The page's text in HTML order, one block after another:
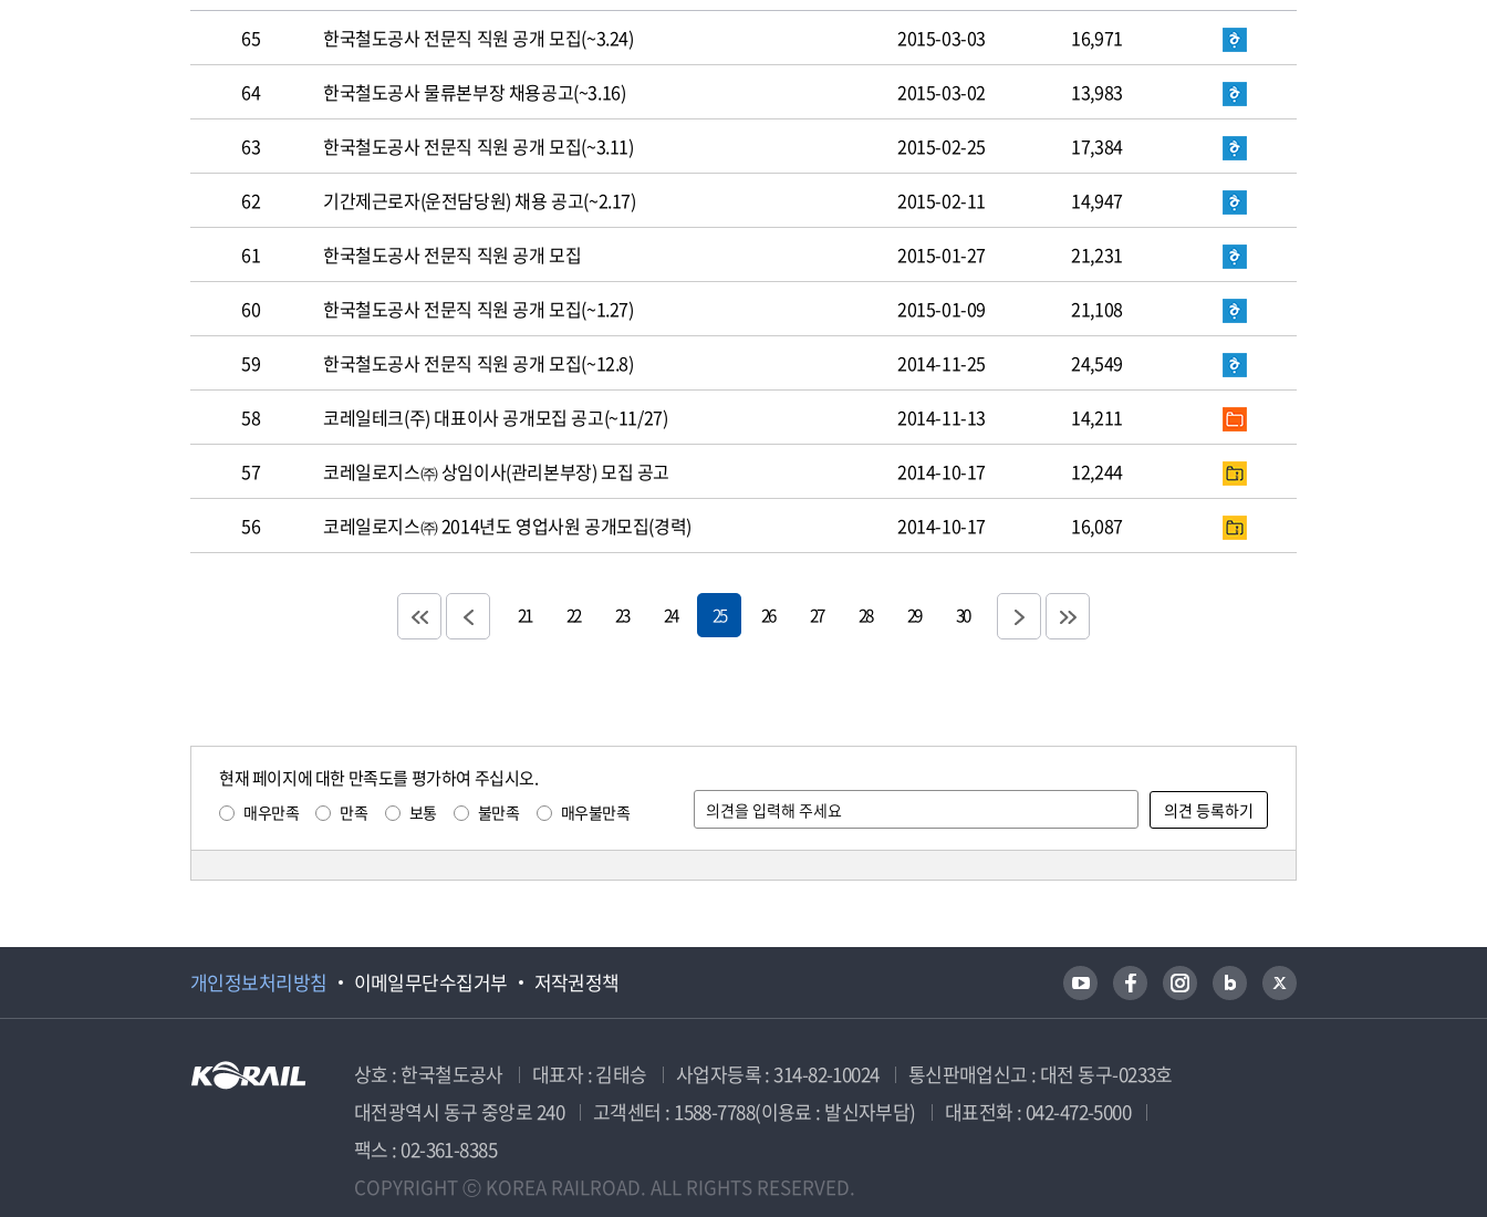
65 한국철도공사 전문직 직원 공개 모집(~3.24) 2015-03-03 16,971
64 한국철도공사 물류본부장 채용공고(~3.16) 2015-03-02 13,983
63 한국철도공사 전문직 직원 공개 모집(~3.11) 2015-02-25 17,384
62 기간제근로자(운전담당원) 채용 공고(~2.17) 2015-02-11 14,947
61 한국철도공사 전문직 직원 공개 모집 2015-01-27 21,231
60 한국철도공사 전문직 직원 공개 모집(~1.27) 2015-01-09 21,108
59 한국철도공사 전문직 직원 공개 모집(~12.8) 2014-11-25 24,549
58 코레일테크(주) 대표이사 공개모집 공고(~11/27) 2014-11-13 14,211
57 코레일로지스㈜ 상임이사(관리본부장) 모집 공고 2014-10-17 12,244
56 코레일로지스㈜ 2014년도 영업사원 공개모집(경력) 2014-10-17 16,087
21 22 23 24 25 26 27 28 29 30
현재 페이지에 대한 만족도를 평가하여 주십시오.
매우만족 만족 보통 불만족 매우불만족
개인정보처리방침 이메일무단수집거부 저작권정책
상호 : 한국철도공사 대표자 : 김태승 사업자등록 : 314-82-10024
통신판매업신고 : 대전 동구-0233호
대전광역시 동구 중앙로 240
고객센터 : 1588-7788(이용료 : 발신자부담)
대표전화 : 042-472-5000
팩스 : 02-361-8385
COPYRIGHT ⓒ KOREA RAILROAD. ALL RIGHTS RESERVED.